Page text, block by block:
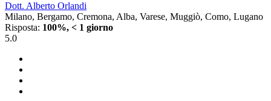
Dott. Alberto Orlandi
Milano, Bergamo, Cremona, Alba, Varese, Muggiò, Como, Lugano
Risposta: 100%, < 1 giorno
5.0